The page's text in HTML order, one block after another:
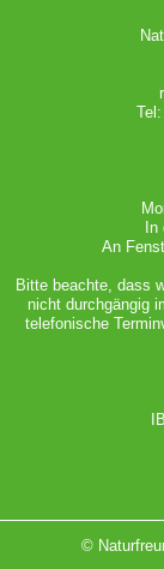
An
Bitte beachte, dass
nicht durchgängig
telefonische
©